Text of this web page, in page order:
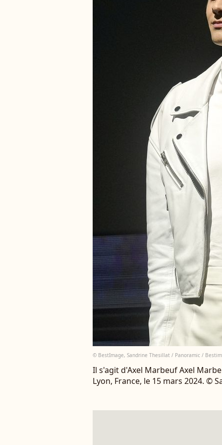
© BestImage, Sandrine Thesillat / Panoramic /
Il s'agit d'Axel Marbeuf Axel
Lyon, France, le 15 mars 2024. ©